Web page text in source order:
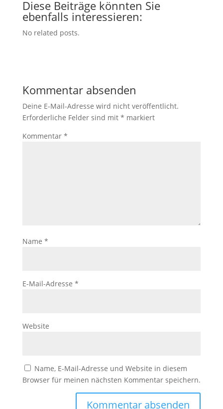
Diese Beiträge könnten Sie
ebenfalls interessieren:
No related posts.
Kommentar absenden
Deine E-Mail-Adresse wird nicht veröffentlicht.
Erforderliche Felder sind mit * markiert
Kommentar *
Name *
E-Mail-Adresse *
Website
Name, E-Mail-Adresse und Website in diesem
Browser für meinen nächsten Kommentar speichern.